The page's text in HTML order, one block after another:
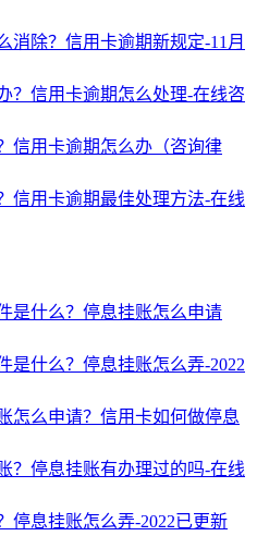
消除？信用卡逾期新规定-11月
？信用卡逾期怎么处理-在线咨
信用卡逾期怎么办（咨询律
信用卡逾期最佳处理方法-在线
是什么？停息挂账怎么申请
是什么？停息挂账怎么弄-2022
怎么申请？信用卡如何做停息
？停息挂账有办理过的吗-在线
停息挂账怎么弄-2022已更新